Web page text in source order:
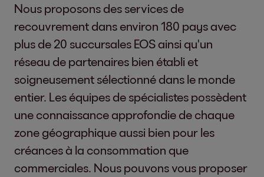
Nous proposons des services de
recouvrement dans environ 180 pays avec
plus de 20 succursales EOS ainsi qu'un
réseau de partenaires bien établi et
soigneusement sélectionné dans le monde
entier. Les équipes de spécialistes possèdent
une connaissance approfondie de chaque
zone géographique aussi bien pour les
créances à la consommation que
commerciales. Nous pouvons vous proposer